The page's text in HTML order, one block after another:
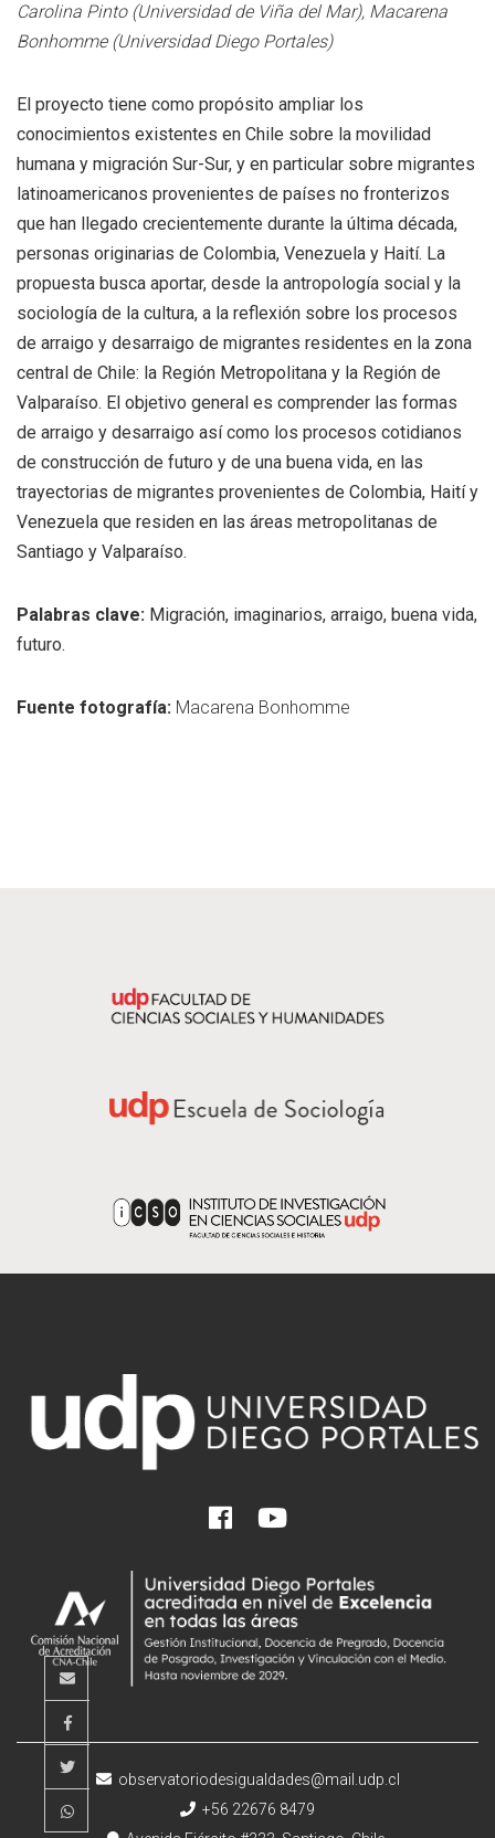
Carolina Pinto (Universidad de Viña del Mar), Macarena
Bonhomme (Universidad Diego Portales)
El proyecto tiene como propósito ampliar los
conocimientos existentes en Chile sobre la movilidad
humana y migración Sur-Sur, y en particular sobre migrantes
latinoamericanos provenientes de países no fronterizos
que han llegado crecientemente durante la última década,
personas originarias de Colombia, Venezuela y Haití. La
propuesta busca aportar, desde la antropología social y la
sociología de la cultura, a la reflexión sobre los procesos
de arraigo y desarraigo de migrantes residentes en la zona
central de Chile: la Región Metropolitana y la Región de
Valparaíso. El objetivo general es comprender las formas
de arraigo y desarraigo así como los procesos cotidianos
de construcción de futuro y de una buena vida, en las
trayectorias de migrantes provenientes de Colombia, Haití y
Venezuela que residen en las áreas metropolitanas de
Santiago y Valparaíso.
Palabras clave: Migración, imaginarios, arraigo, buena vida,
futuro.
Fuente fotografía: Macarena Bonhomme
observatoriodesigualdades@mail.udp.cl
+56 22676 8479